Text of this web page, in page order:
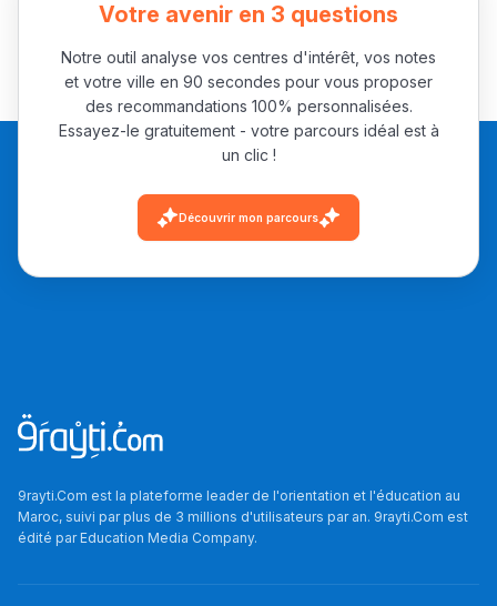
Votre avenir en 3 questions
Notre outil analyse vos centres d'intérêt, vos notes
et votre ville en 90 secondes pour vous proposer
des recommandations 100% personnalisées.
Essayez-le gratuitement - votre parcours idéal est à
un clic !
Découvrir mon parcours
9rayti.Com est la plateforme leader de l'orientation et l'éducation au
Maroc, suivi par plus de 3 millions d'utilisateurs par an. 9rayti.Com est
édité parEducation Media Company.